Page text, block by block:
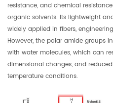
resistance, and chemical
organic solvents. Its lightweight
widely applied in fibers,
However, the polar amide groups
with water molecules, which can
dimensional changes, and
temperature conditions.